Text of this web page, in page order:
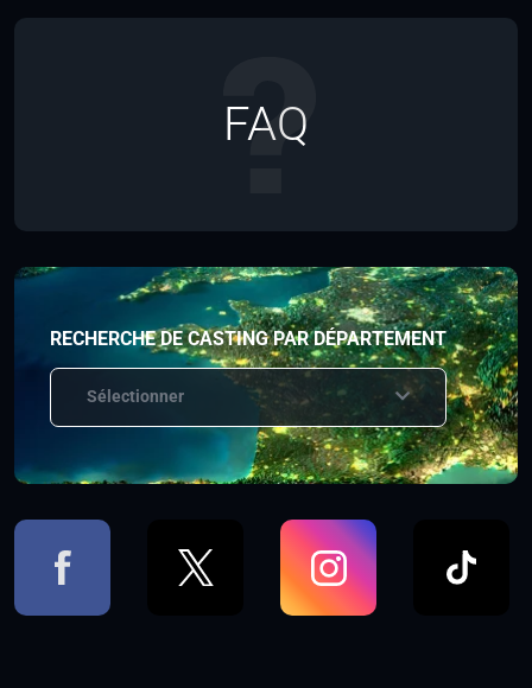
FAQ
RECHERCHE DE CASTING PAR DÉPARTEMENT
Sélectionner